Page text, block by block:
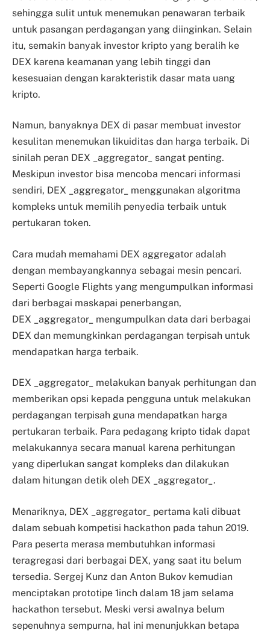
sehingga sulit untuk menemukan penawaran terbaik
untuk pasangan perdagangan yang diinginkan. Selain
itu, semakin banyak investor kripto yang beralih ke
DEX karena keamanan yang lebih tinggi dan
kesesuaian dengan karakteristik dasar mata uang
kripto.
Namun, banyaknya DEX di pasar membuat investor
kesulitan menemukan likuiditas dan harga terbaik. Di
sinilah peran DEX _aggregator_ sangat penting.
Meskipun investor bisa mencoba mencari informasi
sendiri, DEX _aggregator_ menggunakan algoritma
kompleks untuk memilih penyedia terbaik untuk
pertukaran token.
Cara mudah memahami DEX aggregator adalah
dengan membayangkannya sebagai mesin pencari.
Seperti Google Flights yang mengumpulkan informasi
dari berbagai maskapai penerbangan,
DEX _aggregator_ mengumpulkan data dari berbagai
DEX dan memungkinkan perdagangan terpisah untuk
mendapatkan harga terbaik.
DEX _aggregator_ melakukan banyak perhitungan dan
memberikan opsi kepada pengguna untuk melakukan
perdagangan terpisah guna mendapatkan harga
pertukaran terbaik. Para pedagang kripto tidak dapat
melakukannya secara manual karena perhitungan
yang diperlukan sangat kompleks dan dilakukan
dalam hitungan detik oleh DEX _aggregator_.
Menariknya, DEX _aggregator_ pertama kali dibuat
dalam sebuah kompetisi hackathon pada tahun 2019.
Para peserta merasa membutuhkan informasi
teragregasi dari berbagai DEX, yang saat itu belum
tersedia. Sergej Kunz dan Anton Bukov kemudian
menciptakan prototipe 1inch dalam 18 jam selama
hackathon tersebut. Meski versi awalnya belum
sepenuhnya sempurna, hal ini menunjukkan betapa